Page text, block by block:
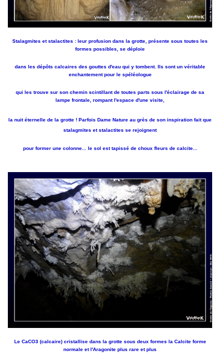
Stalagmites et stalactites : leur profusion dans la grotte, présente sous toutes les
formes possibles, se déploie
dans les dépôts calcaires des gouttes d'eau qui y tombent. Ils sont un véritable
enchantementpour le spéléologue
qui les trouve sur son chemin scintillant de toutes parts sous l'éclairage de sa
lampe frontale, rompant l'espace d'une visite,
la nuit éternelle de la grotte ! Parfois Dame Nature au grès de son inspiration fait que
stalagmites et stalactites se rejoignent
pour former une colonne... le sol est tapissé de choux fleurs de calcite...
Le CaCO3 (calcaire) cristallise dans la grotte sous deux formes la Calcite forme
normale et l'Aragonite plus rare et plus